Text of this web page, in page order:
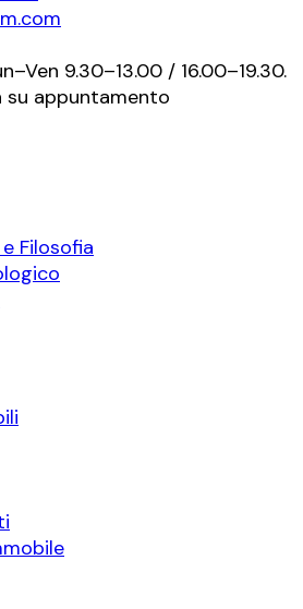
9.30–13.00 / 16.00–19.30.
su appuntamento
Filosofia